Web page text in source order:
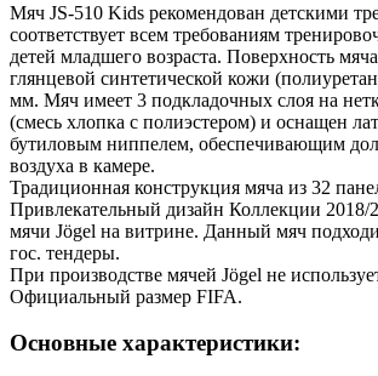
Мяч JS-510 Kids рекомендован детскими
соответствует всем требованиям
детей младшего возраста. Поверхность
глянцевой синтетической кожи
мм. Мяч имеет 3 подкладочных слоя на
(смесь хлопка с полиэстером) и оснащен
бутиловым ниппелем, обеспечивающим
воздуха в камере.
Традиционная конструкция мяча из 32
Привлекательный дизайн Коллекции 2018/
мячи Jögel на витрине. Данный мяч
гос. тендеры.
При производстве мячей Jögel не
Официальный размер FIFA.
Основные характеристики: